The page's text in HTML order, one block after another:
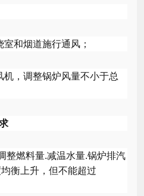
室和烟道施行通风；
机，调整锅炉风量不小于总
整燃料量.减温水量.锅炉排汽
衡上升，但不能超过